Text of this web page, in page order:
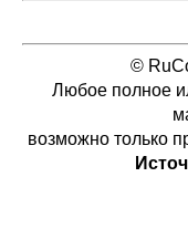
©
Любое полное
возможно только